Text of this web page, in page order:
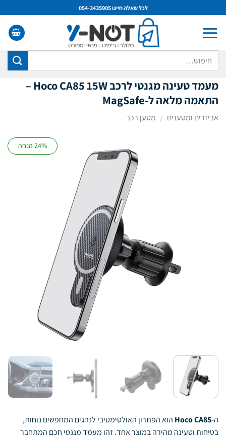
to
content
לכל שאלה חייגו 054-3435905
מעמד טעינה מגנטי לרכב Hoco CA85 15W –
התאמה מלאה ל-MagSafe
אביזרים ומטענים / מטען רכב
24% הנחה
ה-Hoco CA85 הוא הפתרון האולטימטיבי לנהגים המחפשים נוחות,
בטיחות וטעינה מהירה במוצר אחד. זהו מעמד מגנטי חכם המתחבר